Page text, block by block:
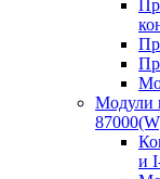
Модули
и